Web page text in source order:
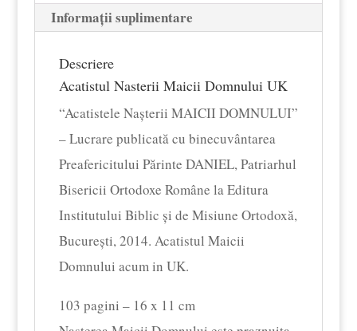
Informații suplimentare
Descriere
Acatistul Nasterii Maicii Domnului UK
“Acatistele Nașterii MAICII DOMNULUI”
– Lucrare publicată cu binecuvântarea
Preafericitului Părinte DANIEL, Patriarhul
Bisericii Ortodoxe Române la Editura
Institutului Biblic și de Misiune Ortodoxă,
București, 2014. Acatistul Maicii
Domnului acum in UK.
103 pagini – 16 x 11 cm